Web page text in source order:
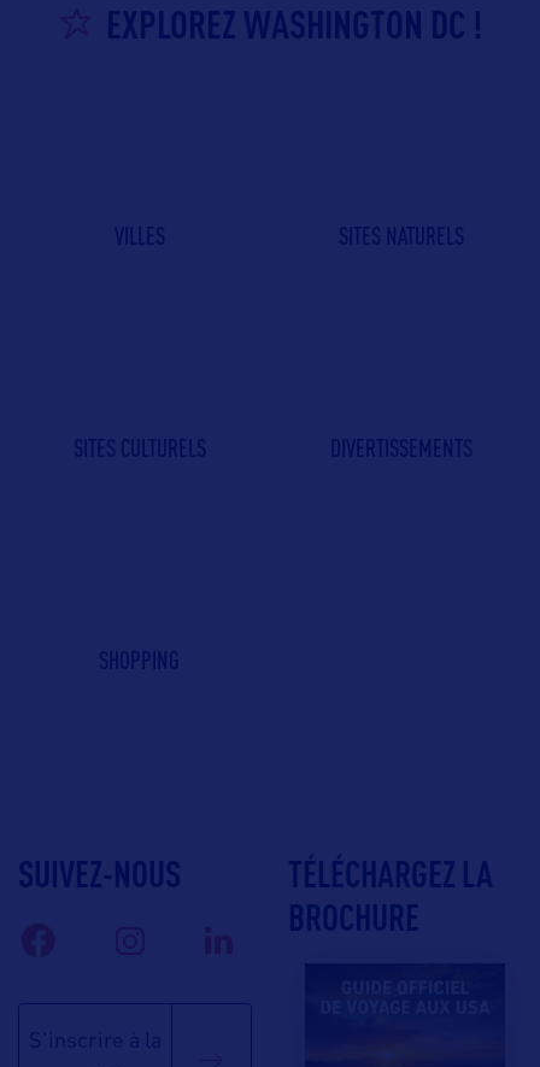
EXPLOREZ WASHINGTON DC !
VILLES SITES NATURELS
SITES CULTURELS DIVERTISSEMENTS
SHOPPING
SUIVEZ-NOUS
S'inscrire à la
TÉLÉCHARGEZ LA
BROCHURE